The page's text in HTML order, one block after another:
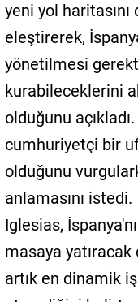
yeni yol
eleştirerek,
yönetilmesi
kurabileceklerini
olduğunu
cumhuriyetçi bir
olduğunu
anlamasını istedi.
Iglesias,
masaya
artık en dinamik